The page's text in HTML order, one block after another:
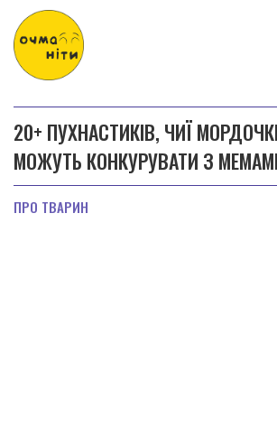
20+ ПУХНАСТИКІВ, ЧИЇ
МОЖУТЬ КОНКУРУВАТИ З
ПРО ТВАРИН